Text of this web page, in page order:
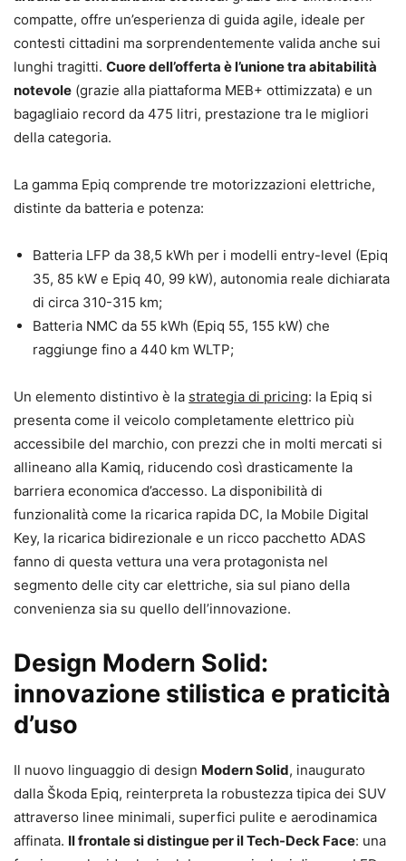
compatte, offre un’esperienza di guida agile, ideale per
contesti cittadini ma sorprendentemente valida anche sui
lunghi tragitti. Cuore dell’offerta è l’unione tra abitabilità
notevole (grazie alla piattaforma MEB+ ottimizzata) e un
bagagliaio record da 475 litri, prestazione tra le migliori
della categoria.
La gamma Epiq comprende tre motorizzazioni elettriche,
distinte da batteria e potenza:
Batteria LFP da 38,5 kWh per i modelli entry-level (Epiq
35, 85 kW e Epiq 40, 99 kW), autonomia reale dichiarata
di circa 310-315 km;
Batteria NMC da 55 kWh (Epiq 55, 155 kW) che
raggiunge fino a 440 km WLTP;
Un elemento distintivo è la strategia di pricing: la Epiq si
presenta come il veicolo completamente elettrico più
accessibile del marchio, con prezzi che in molti mercati si
allineano alla Kamiq, riducendo così drasticamente la
barriera economica d’accesso. La disponibilità di
funzionalità come la ricarica rapida DC, la Mobile Digital
Key, la ricarica bidirezionale e un ricco pacchetto ADAS
fanno di questa vettura una vera protagonista nel
segmento delle city car elettriche, sia sul piano della
convenienza sia su quello dell’innovazione.
Design Modern Solid:
innovazione stilistica e praticità
d’uso
Il nuovo linguaggio di design Modern Solid, inaugurato
dalla Škoda Epiq, reinterpreta la robustezza tipica dei SUV
attraverso linee minimali, superfici pulite e aerodinamica
affinata. Il frontale si distingue per il Tech-Deck Face: una